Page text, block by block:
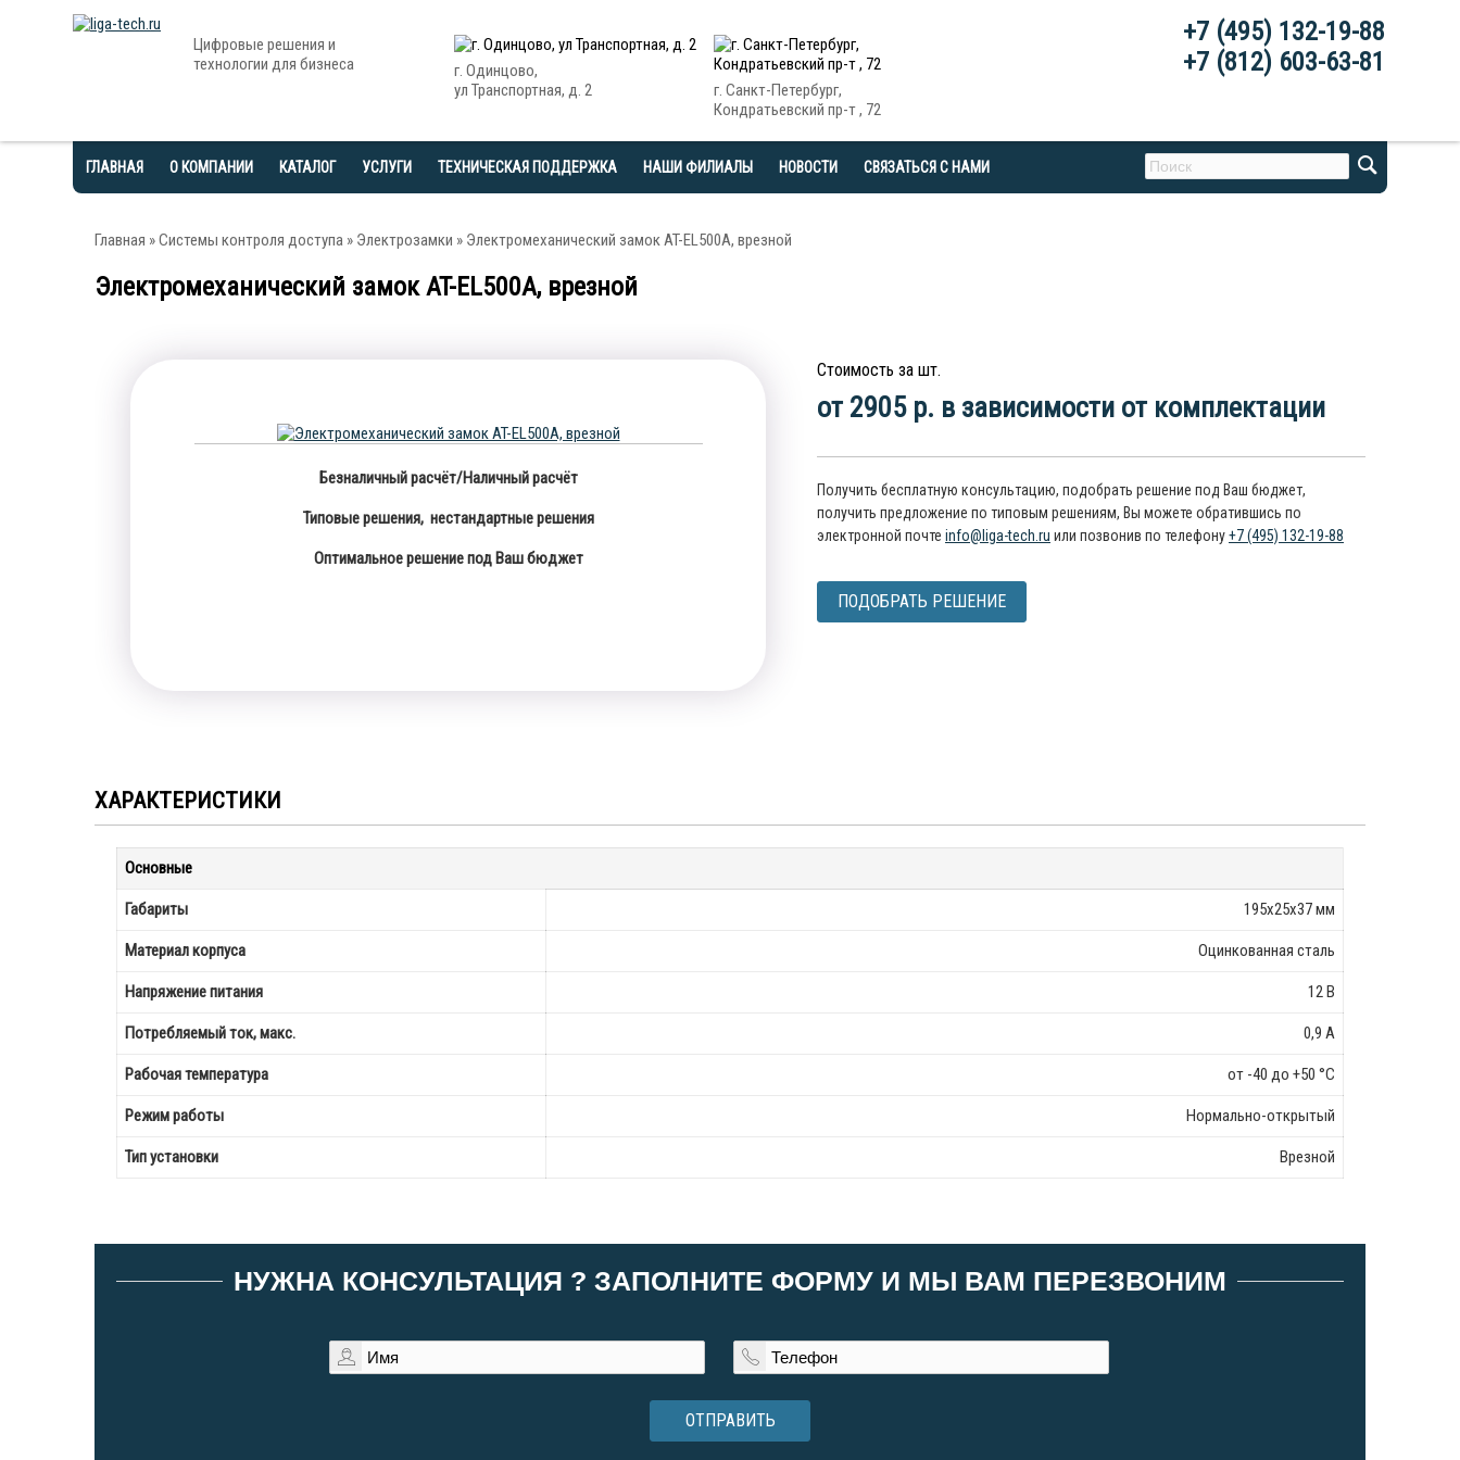
+7 (495) 132-19-88
+7 (812) 603-63-81
Цифровые решения и
технологии для бизнеса
г. Одинцово,
ул Транспортная, д. 2
г. Санкт-Петербург,
Кондратьевский пр-т , 72
ГЛАВНАЯ О КОМПАНИИ КАТАЛОГ УСЛУГИ ТЕХНИЧЕСКАЯ ПОДДЕРЖКА НАШИ ФИЛИАЛЫ НОВОСТИ СВЯЗАТЬСЯ С НАМИ
Главная »Системы контроля доступа » Электрозамки » Электромеханический замок AT-EL500A, врезной
Электромеханический замок AT-EL500A, врезной
Безналичный расчёт/Наличный расчёт
Типовые решения, нестандартные решения
Оптимальное решение под Ваш бюджет
Стоимость за шт.
от 2905 р. в зависимости от комплектации
Получить бесплатную консультацию, подобрать решение под Ваш бюджет,
получить предложение по типовым решениям, Вы можете обратившись по
электронной почте info@liga-tech.ru или позвонив по телефону+7 (495) 132-19-88
ПОДОБРАТЬ РЕШЕНИЕ
ХАРАКТЕРИСТИКИ
Основные
Габариты 195х25х37 мм
Материал корпуса Оцинкованная сталь
Напряжение питания 12 В
Потребляемый ток, макс. 0,9 А
Рабочая температура от -40 до +50 °C
Режим работы Нормально-открытый
Тип установки Врезной
НУЖНА КОНСУЛЬТАЦИЯ ? ЗАПОЛНИТЕ ФОРМУ И МЫ ВАМ ПЕРЕЗВОНИМ
ОТПРАВИТЬ